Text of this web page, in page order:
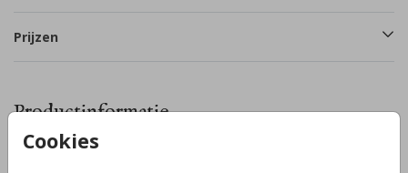
Cookies
Prijzen
Productinformatie